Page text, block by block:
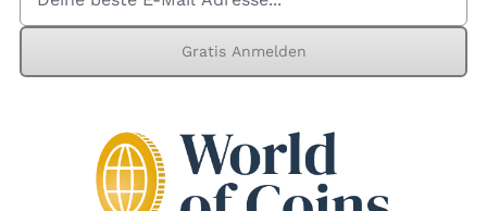
Warenkorb
Gratis Anmelden